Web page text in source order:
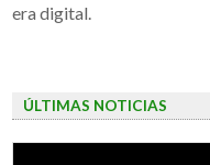
era digital.
ÚLTIMAS NOTICIAS